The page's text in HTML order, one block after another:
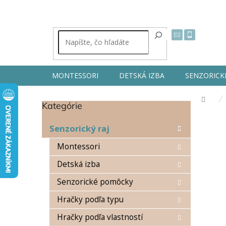
MONTESSORI DETSKÁ IZBA
B
Preskočiť
Kategórie
Senzorický raj
Montessori
Detská izba
Senzorické pomôcky
Hračky podľa typu
Hračky podľa vlastností